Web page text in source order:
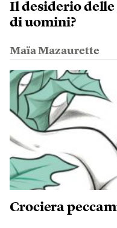
Il desiderio delle
di uomini?
Maïa Mazaurette
Crociera